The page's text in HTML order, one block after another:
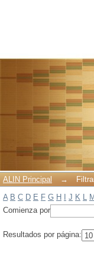
ALIN Principal →
A B C D E F G H J K L M
Comienza por
Resultados por página: